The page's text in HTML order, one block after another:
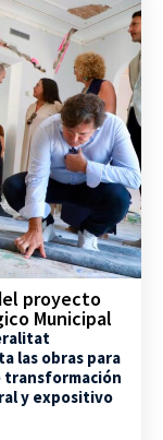
proyecto
Municipal
las obras para
transformación
y expositivo